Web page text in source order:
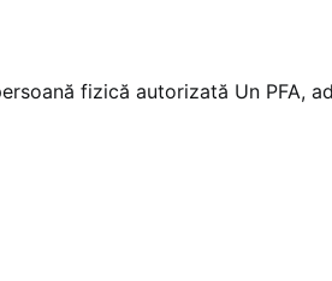
fizică autorizată Un PFA,